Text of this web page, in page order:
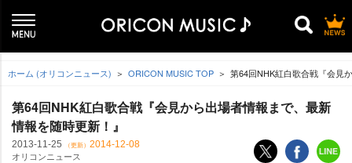
ホーム (オリコンニュース) ORICON MUSIC TOP 第64回NHK紅白歌合戦『会見
第64回NHK紅白歌合戦『会見から出場者情報まで、最新
情報を随時更新！』
2013-11-25 （更新） 2014-12-08
オリコンニュース